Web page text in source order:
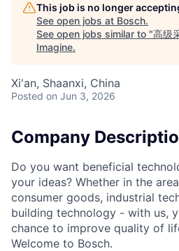
This job is no longer
See open jobs at Bosch.
See open jobs similar to "高级
Imagine.
Xi'an, Shaanxi, China
Posted on Jun 3, 2026
Company
Do you want beneficial
your ideas? Whether in the
consumer goods, industrial
building technology - with us,
chance to improve quality of
Welcome to Bosch.